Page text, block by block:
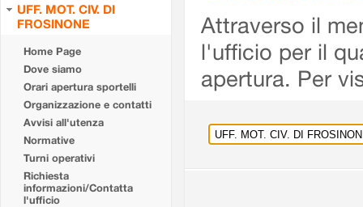
UFF. MOT. CIV. DI
FROSINONE
Home Page
Dove siamo
Orari apertura sportelli
Organizzazione e contatti
Avvisi all'utenza
Normative
Turni operativi
Richiesta
informazioni/Contatta
l'ufficio
Attraverso il
l'ufficio per il
apertura. Per